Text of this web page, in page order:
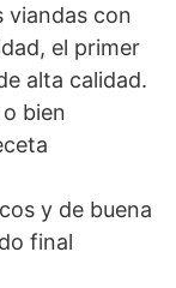
viandas con
el primer
alta calidad.
bien
y de buena
final